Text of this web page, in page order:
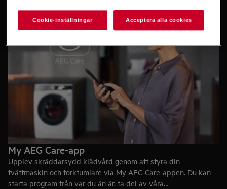
My AEG Care-app
Upplev skräddarsydd klädvård genom att styra din
tvättmaskin och torktumlare via My AEG Care-appen. Du kan
starta program från var du än är, ta del av våra
Cookie-inställningar Acceptera alla cookies